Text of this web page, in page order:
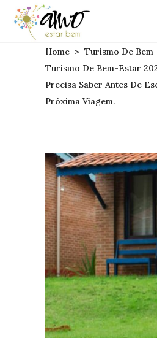
Home > Turismo De
Turismo De Bem-Estar
Precisa Saber Antes De
Próxima Viagem.